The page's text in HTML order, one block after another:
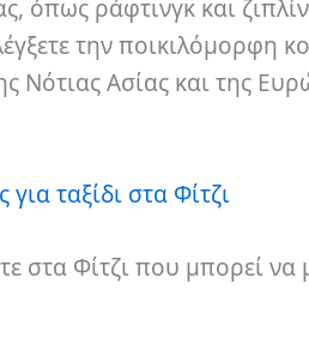
όπως ράφτινγκ και
την ποικιλόμορφη
Νότιας Ασίας και της
ταξίδι στα Φίτζι
στα Φίτζι που μπορεί να